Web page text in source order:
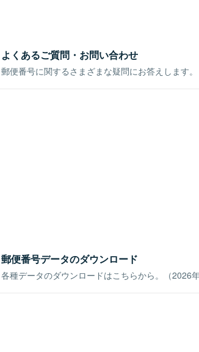
よくあるご質問・お問い合わせ
郵便番号に関するさまざまな疑問にお答えします。
郵便番号データのダウンロード
各種データのダウンロードはこちらから。（2026